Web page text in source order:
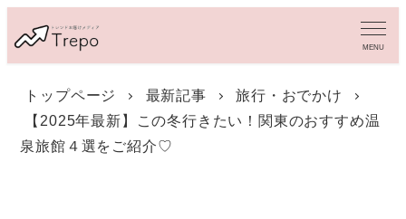
イ
MENU
トップページ 最新記事
旅行・おでかけ
【2025年最新】この冬行きたい！関東のおすすめ温
泉旅館４選をご紹介♡